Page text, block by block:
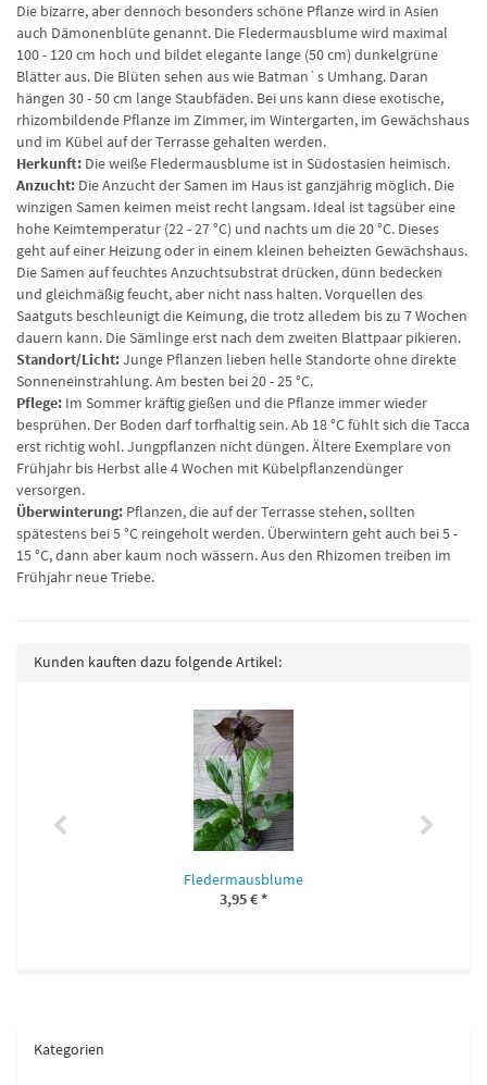
Die bizarre, aber dennoch besonders schöne Pflanze wird in Asien
auch Dämonenblüte genannt. Die Fledermausblume wird maximal
100 - 120 cm hoch und bildet elegante lange (50 cm) dunkelgrüne
Blätter aus. Die Blüten sehen aus wie Batman`s Umhang. Daran
hängen 30 - 50 cm lange Staubfäden. Bei uns kann diese exotische,
rhizombildende Pflanze im Zimmer, im Wintergarten, im Gewächshaus
und im Kübel auf der Terrasse gehalten werden.
Herkunft: Die weiße Fledermausblume ist in Südostasien heimisch.
Anzucht: Die Anzucht der Samen im Haus ist ganzjährig möglich. Die
winzigen Samen keimen meist recht langsam. Ideal ist tagsüber eine
hohe Keimtemperatur (22 - 27 °C) und nachts um die 20 °C. Dieses
geht auf einer Heizung oder in einem kleinen beheizten Gewächshaus.
Die Samen auf feuchtes Anzuchtsubstrat drücken, dünn bedecken
und gleichmäßig feucht, aber nicht nass halten. Vorquellen des
Saatguts beschleunigt die Keimung, die trotz alledem bis zu 7 Wochen
dauern kann. Die Sämlinge erst nach dem zweiten Blattpaar pikieren.
Standort/Licht:Junge Pflanzen lieben helle Standorte ohne direkte
Sonneneinstrahlung. Am besten bei 20 - 25 °C.
Pflege: Im Sommer kräftig gießen und die Pflanze immer wieder
besprühen. Der Boden darf torfhaltig sein. Ab 18 °C fühlt sich die Tacca
erst richtig wohl. Jungpflanzen nicht düngen. Ältere Exemplare von
Frühjahr bis Herbst alle 4 Wochen mit Kübelpflanzendünger
versorgen.
Überwinterung: Pflanzen, die auf der Terrasse stehen, sollten
spätestens bei 5 °C reingeholt werden. Überwintern geht auch bei 5 -
15 °C, dann aber kaum noch wässern. Aus den Rhizomen treiben im
Frühjahr neue Triebe.
Kunden kauften dazu folgende Artikel:
Fledermausblume
3,95 €*
Kategorien